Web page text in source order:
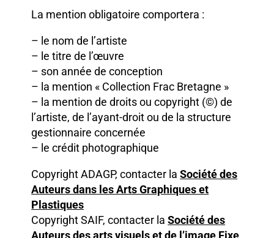
La mention obligatoire comportera :
– le nom de l’artiste
– le titre de l’œuvre
– son année de conception
– la mention « Collection Frac Bretagne »
– la mention de droits ou copyright (©) de
l’artiste, de l’ayant-droit ou de la structure
gestionnaire concernée
– le crédit photographique
Copyright ADAGP, contacter laSociété des
Auteurs dans les Arts Graphiques et
Plastiques
Copyright SAIF, contacter la Société des
Auteurs des arts visuels et de l’image Fixe